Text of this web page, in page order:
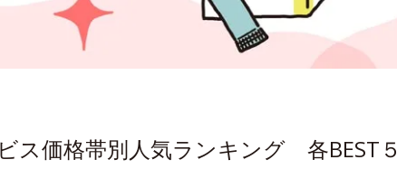
ス価格帯別人気ランキング 各BEST５